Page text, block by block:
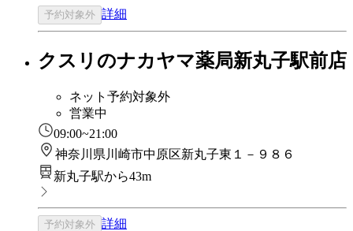
予約対象外 詳細
クスリのナカヤマ薬局新丸子駅前店
ネット予約対象外
営業中
09:00~21:00
神奈川県川崎市中原区新丸子東１－９８６
新丸子駅から43m
予約対象外 詳細